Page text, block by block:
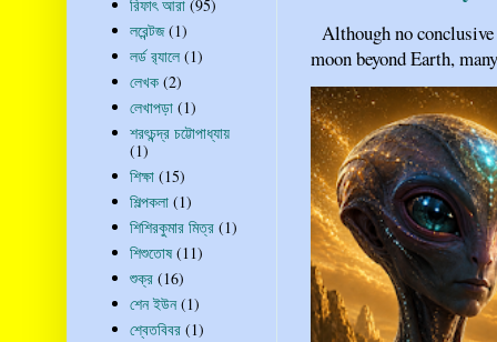
Although no
moon beyond Earth,
রিফাৎ আরা (95)
লরেন্টজ (1)
লর্ড র‍্যালে (1)
লেখক (2)
লেখাপড়া (1)
শরৎচন্দ্র চট্টোপাধ্যায়
(1)
শিক্ষা (15)
শিল্পকলা (1)
শিশিরকুমার মিত্র (1)
শিশুতোষ (11)
শুক্র (16)
শেন ইউন (1)
শ্বেতবিবর (1)